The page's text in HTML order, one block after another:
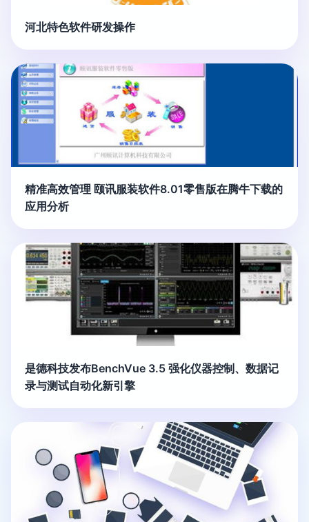
河北特色软件研发操作
精准高效管理 颐讯服装软件8.01零售版在腾牛下载的
应用分析
是德科技发布BenchVue 3.5 强化仪器控制、数据记
录与测试自动化新引擎